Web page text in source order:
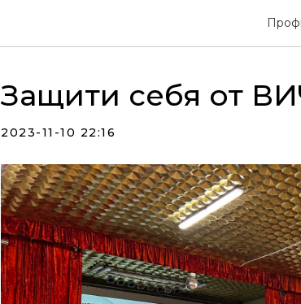
Защити себя от
2023-11-10 22:16